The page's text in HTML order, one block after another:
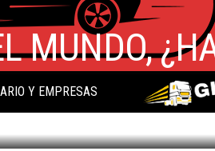
Y EMPRESAS
MUNDO,